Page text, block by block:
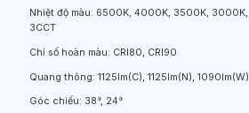
Nhiệt độ màu: 6500K, 4000K, 3500K, 3000K,
3CCT
Chỉ số hoàn màu: CRI80, CRI90
Quang thông: 1125lm(C), 1125lm(N), 1090lm(W)
Góc chiếu: 38°, 24°